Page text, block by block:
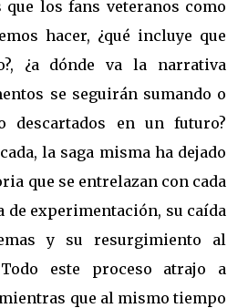
que los fans veteranos como
hacer, ¿qué incluye que
¿a dónde va la narrativa
se seguirán sumando o
descartados en un futuro?
la saga misma ha dejado
que se entrelazan con cada
de experimentación, su caída
y su resurgimiento al
este proceso atrajo a
que al mismo tiempo